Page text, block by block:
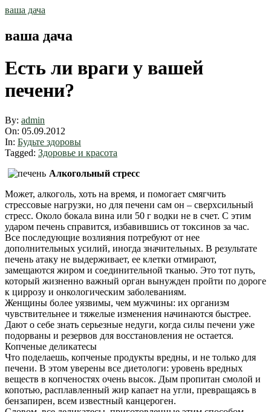
Skip
ваша дача
ваша дача
Есть ли враги у вашей
печени?
By: admin
On: 05.09.2012
In: Будьте здоровы
Tagged: Здоровье и красота
Алкогольный стресс
Может, алкоголь, хоть на время, и помогает смягчить
стрессовые нагрузки, но для печени сам он – сверхсильный
стресс. Около бокала вина или 50 г водки не в счет. С этим
ударом печень справится, избавившись от токсинов за час.
Все последующие возлияния потребуют от нее
дополнительных усилий, иногда значительных. В результате
печень атаку не выдерживает, ее клетки отмирают,
замещаются жиром и соединительной тканью. Это тот путь,
который жизненно важный орган вынужден пройти по дороге
к циррозу и онкологическим заболеваниям.
Женщины более уязвимы, чем мужчины: их организм
чувствительнее и тяжелые изменения начинаются быстрее.
Дают о себе знать серьезные недуги, когда силы печени уже
подорваны и резервов для восстановления не остается.
Копченые деликатесы
Что поделаешь, копченые продукты вредны, и не только для
печени. В этом уверены все диетологи: уровень вредных
веществ в копченостях очень высок. Дым пропитан смолой и
копотью, расплавленный жир капает на угли, превращаясь в
бензапирен, всем известный канцероген.